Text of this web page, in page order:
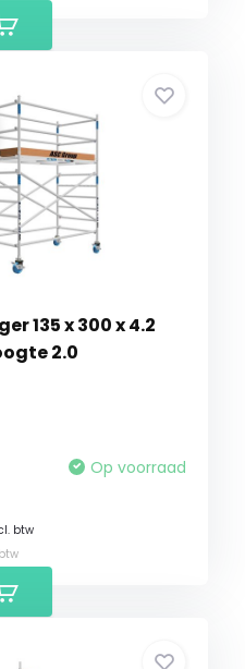
135 x 300 x 4.2
2.0
Op voorraad
btw